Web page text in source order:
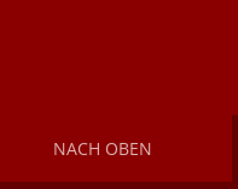
NACH OBEN